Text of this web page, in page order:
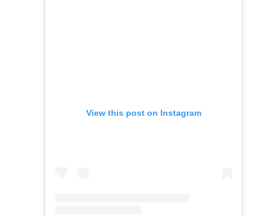
View this post on Instagram